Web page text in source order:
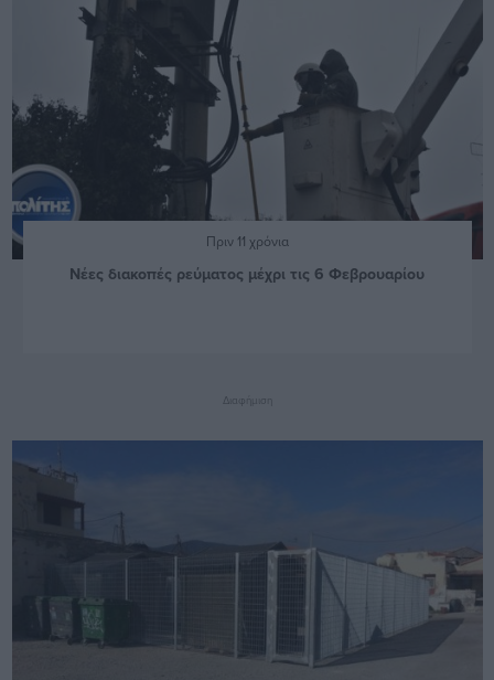
Πριν 11 χρόνια
Νέες διακοπές ρεύματος μέχρι τις 6 Φεβρουαρίου
Διαφήμιση